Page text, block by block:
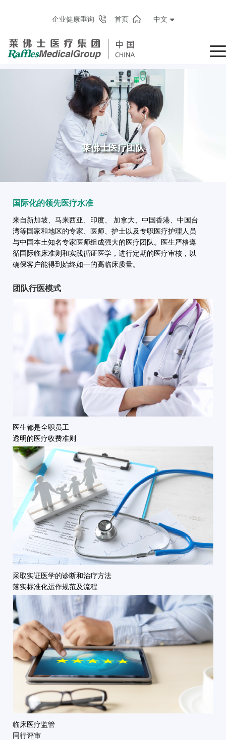
企业健康垂询 首页 中文
莱佛士医疗团队
国际化的领先医疗水准
来自新加坡、马来西亚、印度、 加拿大、中国香港、中国台
湾等国家和地区的专家、医师、护士以及专职医疗护理人员
与中国本土知名专家医师组成强大的医疗团队。医生严格遵
循国际临床准则和实践循证医学，进行定期的医疗审核，以
确保客户能得到始终如一的高临床质量。
团队行医模式
医生都是全职员工
透明的医疗收费准则
采取实证医学的诊断和治疗方法
落实标准化运作规范及流程
临床医疗监管
同行评审